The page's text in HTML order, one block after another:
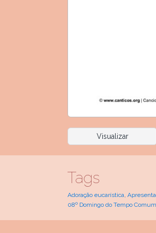
Visualizar
Tags
Adoração eucarística,
08º Domingo do Tempo